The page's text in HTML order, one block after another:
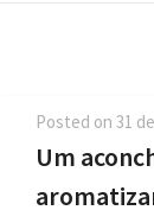
Posted on 31
Um